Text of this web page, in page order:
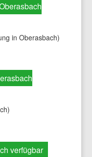
in Oberasbach)
verfügbar